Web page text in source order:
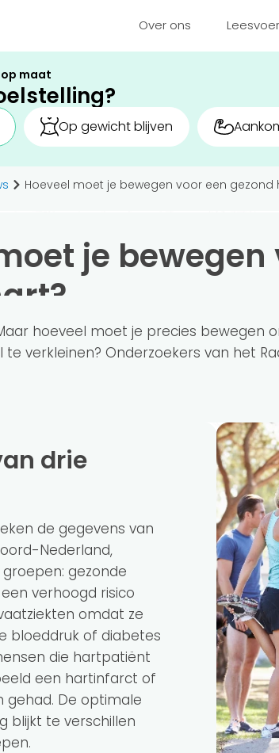
Over ons Leesvoer
maat
Op gewicht blijven
Hoeveel moet je bewegen voor een gezond
je bewegen
hoeveel moet je precies bewegen
verkleinen? Onderzoekers van het
de gegevens van
Nederland,
gezonde
verhoogd risico
omdat ze
bloeddruk of diabetes
die hartpatiënt
een hartinfarct of
De optimale
blijkt te verschillen